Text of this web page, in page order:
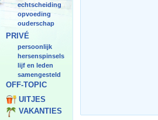
echtscheiding
opvoeding
ouderschap
PRIVÉ
persoonlijk
hersenspinsels
lijf en leden
samengesteld
OFF-TOPIC
UITJES
VAKANTIES